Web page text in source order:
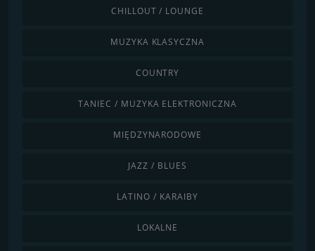
CHILLOUT / LOUNGE
MUZYKA KLASYCZNA
COUNTRY
TANIEC / MUZYKA ELEKTRONICZNA
MIĘDZYNARODOWE
JAZZ / BLUES
LATINO / KARAIBY
LOKALNE